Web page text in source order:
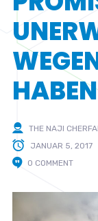
HABEN
THE NAJI
JANUAR 5, 2017
0 COMMENT